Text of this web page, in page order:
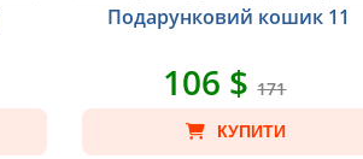
Подарунковий кошик 11
106 $171
КУПИТИ